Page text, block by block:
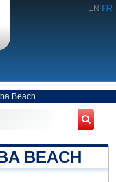
EN FR
Beach
BEACH